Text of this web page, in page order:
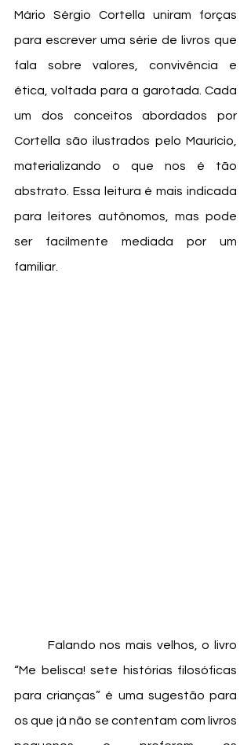
Mário Sérgio Cortella uniram forças
para escrever uma série de livros que
fala sobre valores, convivência e
ética, voltada para a garotada. Cada
um dos conceitos abordados por
Cortella são ilustrados pelo Maurício,
materializando o que nos é tão
abstrato. Essa leitura é mais indicada
para leitores autônomos, mas pode
ser facilmente mediada por um
familiar.
“Me belisca! sete histórias filosóficas
para crianças” é uma sugestão para
os que já não se contentam com livros